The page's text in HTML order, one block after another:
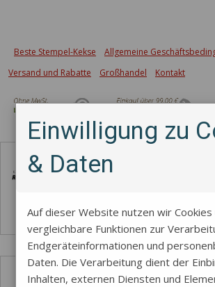
Beste Stempel-Kekse
Allgemeine
Versand und Rabatte
Großhandel Kontakt
Einwilligung zu
& Daten
Auf dieser Website nutzen wir Cookies
vergleichbare Funktionen zur
Endgeräteinformationen und
Daten. Die Verarbeitung dient der
Inhalten, externen Diensten und